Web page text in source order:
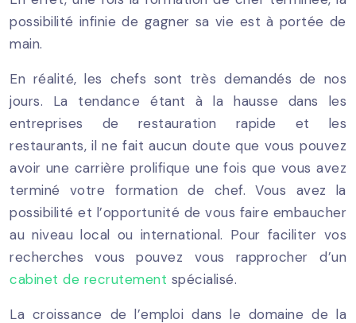
possibilité infinie de gagner sa vie est à portée de
main.
En réalité, les chefs sont très demandés de nos
jours. La tendance étant à la hausse dans les
entreprises de restauration rapide et les
restaurants, il ne fait aucun doute que vous pouvez
avoir une carrière prolifique une fois que vous avez
terminé votre formation de chef. Vous avez la
possibilité et l’opportunité de vous faire embaucher
au niveau local ou international. Pour faciliter vos
recherches vous pouvez vous rapprocher d’un
cabinet de recrutement spécialisé.
La croissance de l’emploi dans le domaine de la